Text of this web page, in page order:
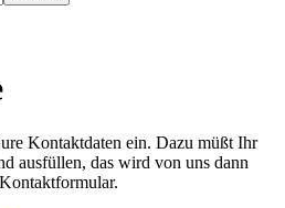
Kontaktdaten ein. Dazu müßt Ihr
ausfüllen, das wird von uns dann